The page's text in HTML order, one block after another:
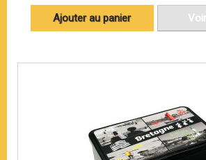
Ajouter au panier